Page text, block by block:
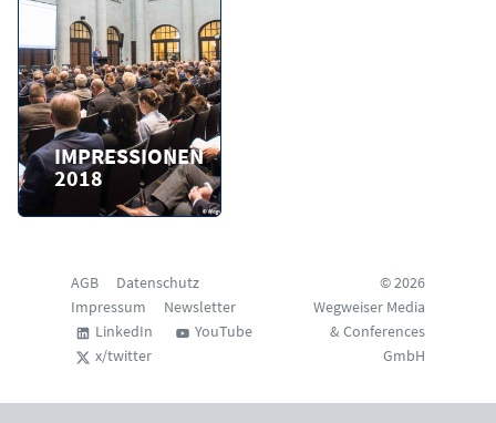
IMPRESSIONEN
2018
AGB
Datenschutz
Impressum
Newsletter
LinkedIn
YouTube
x/twitter
© 2026
Wegweiser Media
& Conferences
GmbH